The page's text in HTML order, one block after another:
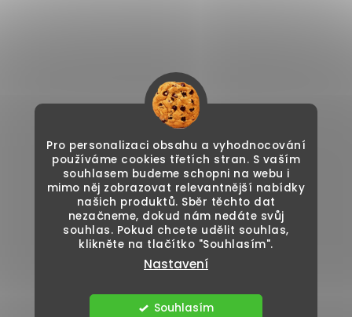
Pro personalizaci obsahu a vyhodnocování
používáme cookies třetích stran. S vaším
souhlasem budeme schopni na webu i
mimo něj zobrazovat relevantnější nabídky
našich produktů. Sběr těchto dat
nezačneme, dokud nám nedáte svůj
souhlas. Pokud chcete udělit souhlas,
klikněte na tlačítko "Souhlasím".
Nastavení
Souhlasím